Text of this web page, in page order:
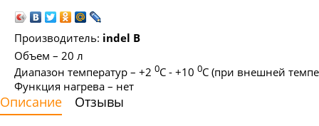
Производитель: indel B
Объем – 20 л
Диапазон температур – +2 0С - +10 0С (при внешней
Функция нагрева – нет
Описание Отзывы